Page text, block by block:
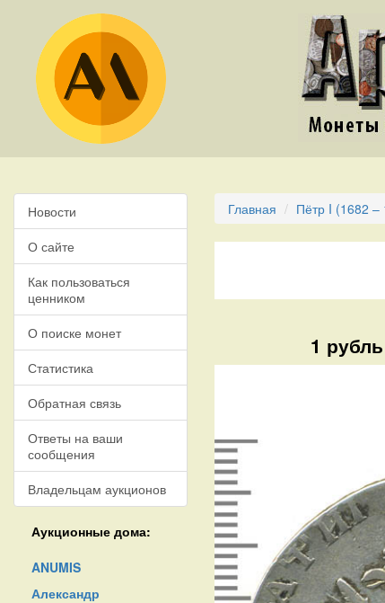
Новости
О сайте
Как пользоваться
ценником
О поиске монет
Статистика
Обратная связь
Ответы на ваши
сообщения
Владельцам аукционов
Аукционные дома:
ANUMIS
Александр
Главная Пётр I (1682 –
1